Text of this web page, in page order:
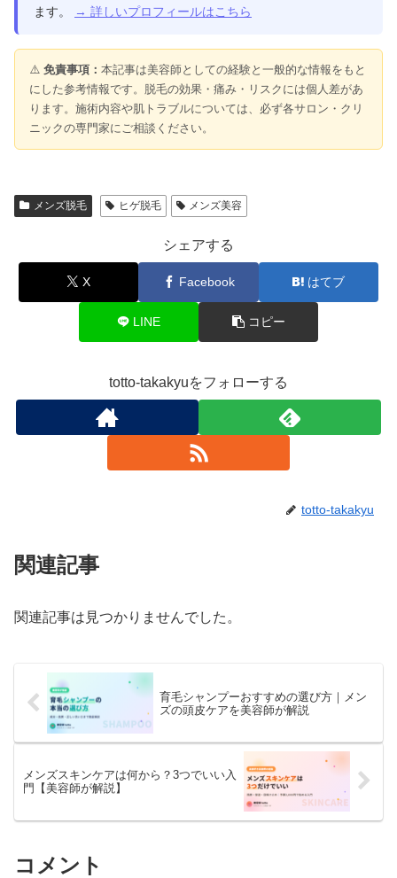
ます。
→ 詳しいプロフィールはこちら
⚠️ 免責事項： 本記事は美容師としての経験と一般的な情報をもと
にした参考情報です。脱毛の効果・痛み・リスクには個人差があ
ります。施術内容や肌トラブルについては、必ず各サロン・クリ
ニックの専門家にご相談ください。
メンズ脱毛 ヒゲ脱毛 メンズ美容
シェアする
X Facebook はてブ
LINE コピー
totto-takakyuをフォローする
totto-takakyu
関連記事
関連記事は見つかりませんでした。
育毛シャンプーおすすめの選び方｜メン
ズの頭皮ケアを美容師が解説
メンズスキンケアは何から？3つでいい入
門【美容師が解説】
コメント